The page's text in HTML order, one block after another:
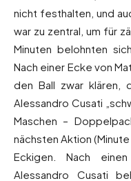
nicht festhalten, und
war zu zentral, um für
Minuten belohnten
Nach einer Ecke von
den Ball zwar klären,
Alessandro Cusati
Maschen –
nächsten Aktion
Eckigen. Nach
Alessandro Cusati